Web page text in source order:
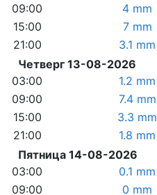
09:00
4 mm
15:00
7 mm
21:00
3.1 mm
Четверг 13-08-2026
03:00
1.2 mm
09:00
7.4 mm
15:00
3.3 mm
21:00
1.8 mm
Пятница 14-08-2026
03:00
0.1 mm
09:00
0 mm